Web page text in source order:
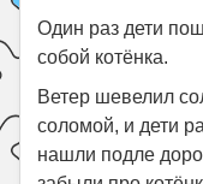
Один раз дети
собой котёнка.
Ветер шевелил
соломой, и дети
нашли подле